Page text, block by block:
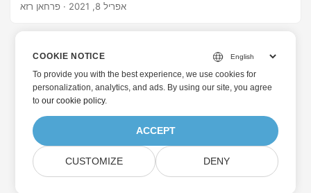
אפריל 8, 2021 · פרחאן רזא
COOKIE NOTICE
To provide you with the best experience, we use cookies for
personalization, analytics, and ads. By using our site, you agree
toour cookie policy.
ACCEPT
CUSTOMIZE DENY